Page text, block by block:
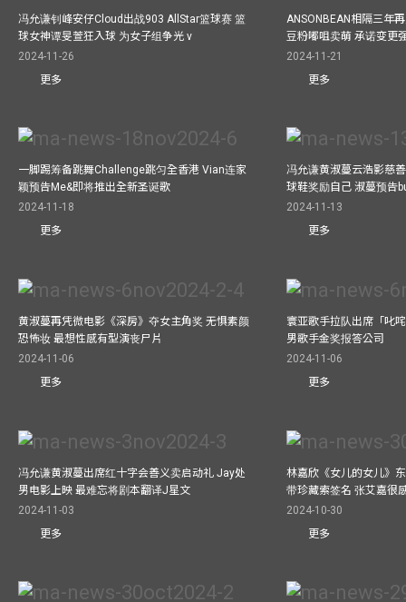
冯允谦钊峰安仔Cloud出战903 AllStar篮球赛 篮
球女神谭旻萱狂入球 为女子组争光 v
2024-11-26
更多
ANSONBEAN相隔三年
豆粉嘟咀卖萌 承诺变更
2024-11-21
更多
一脚踢筹备跳舞Challenge跳匀全香港 Vian连家
颖预告Me&即将推出全新圣诞歌
2024-11-18
更多
冯允谦黄淑蔓云浩影慈
球鞋奖励自己 淑蔓预告
2024-11-13
更多
黄淑蔓再凭微电影《深房》夺女主角奖 无惧素颜
恐怖妆 最想性感有型演丧尸片
2024-11-06
更多
寰亚歌手拉队出席「叱
男歌手金奖报答公司
2024-11-06
更多
冯允谦黄淑蔓出席红十字会善义卖启动礼 Jay处
男电影上映 最难忘将剧本翻译J星文
2024-11-03
更多
林嘉欣《女儿的女儿》
带珍藏索签名 张艾嘉很
2024-10-30
更多